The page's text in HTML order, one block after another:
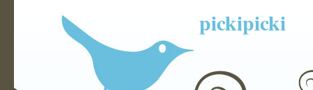
pickipicki